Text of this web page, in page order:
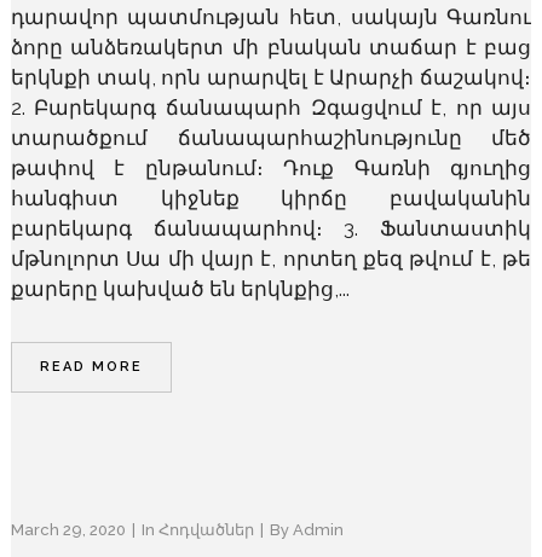
դարավոր պատմության հետ, սակայն Գառնու
ձորը անձեռակերտ մի բնական տաճար է բաց
երկնքի տակ, որն արարվել է Արարչի ճաշակով։
2. Բարեկարգ ճանապարհ Զգացվում է, որ այս
տարածքում ճանապարհաշինությունը մեծ
թափով է ընթանում։ Դուք Գառնի գյուղից
հանգիստ կիջնեք կիրճը բավականին
բարեկարգ ճանապարհով։ 3. Ֆանտաստիկ
մթնոլորտ Սա մի վայր է, որտեղ քեզ թվում է, թե
քարերը կախված են երկնքից,...
READ MORE
March 29, 2020 In Հոդվածներ By Admin